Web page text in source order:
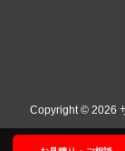
Copyright © 2026